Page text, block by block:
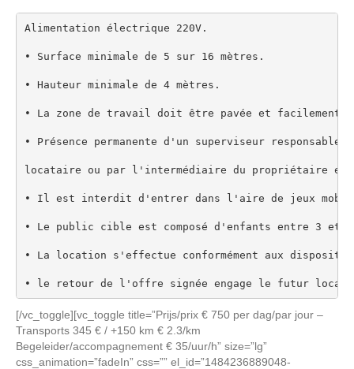
Alimentation électrique 220V.
• Surface minimale de 5 sur 16 mètres.
• Hauteur minimale de 4 mètres.
• La zone de travail doit être pavée et facilement
• Présence permanente d'un superviseur
locataire ou par l'intermédiaire du propriétaire
• Il est interdit d'entrer dans l'aire de jeux mobile
• Le public cible est composé d'enfants entre 3 et
• La location s'effectue conformément aux
• le retour de l'offre signée engage le futur
[/vc_toggle][vc_toggle title=”Prijs/prix € 750 per dag/par jour –
Transports 345 € / +150 km € 2.3/km
Begeleider/accompagnement € 35/uur/h” size=”lg”
css_animation=”fadeIn” css=”” el_id=”1484236889048-